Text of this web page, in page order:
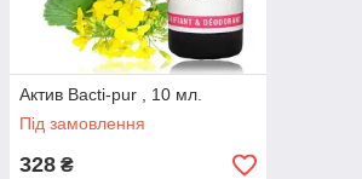
Актив Bacti-pur , 10 мл.
Під замовлення
328 ₴